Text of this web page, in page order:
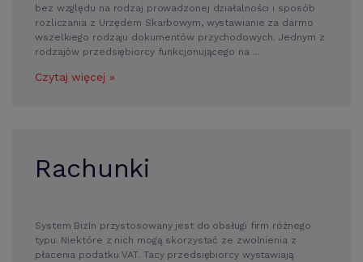
bez względu na rodzaj prowadzonej działalności i sposób
rozliczania z Urzędem Skarbowym, wystawianie za darmo
wszelkiego rodzaju dokumentów przychodowych. Jednym z
rodzajów przedsiębiorcy funkcjonującego na ...
Czytaj więcej »
Rachunki
System BizIn przystosowany jest do obsługi firm różnego
typu. Niektóre z nich mogą skorzystać ze zwolnienia z
płacenia podatku VAT. Tacy przedsiębiorcy wystawiają